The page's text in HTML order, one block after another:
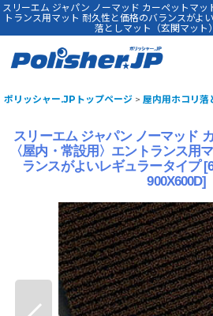
スリーエム ジャパン ノーマッド カーペットマ
トランス用マット 耐久性と価格のバランスがよ
落としマット（玄関マット
ポリッシャー.JPトップページ > 屋内用ホコリ落
スリーエム ジャパン ノーマッド
〈屋内・常設用〉エントランス用
ランスがよいレギュラータイプ [
900X600D]